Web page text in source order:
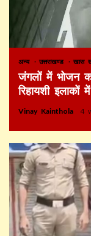
अन्य उत्तराखण्ड खास
जंगलों में भोजन
रिहायशी इलाकों
Vinay Kainthola 4